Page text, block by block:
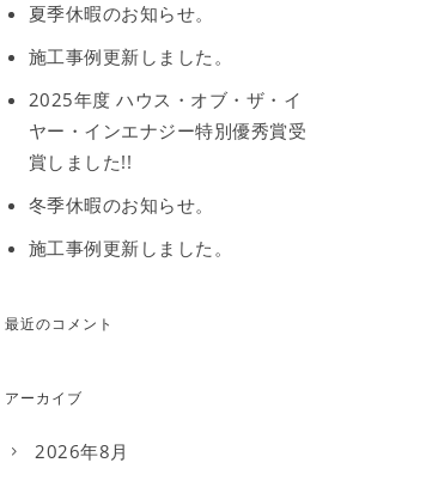
夏季休暇のお知らせ。
施工事例更新しました。
2025年度 ハウス・オブ・ザ・イ
ヤー・インエナジー特別優秀賞受
賞しました!!
冬季休暇のお知らせ。
施工事例更新しました。
最近のコメント
アーカイブ
2026年8月